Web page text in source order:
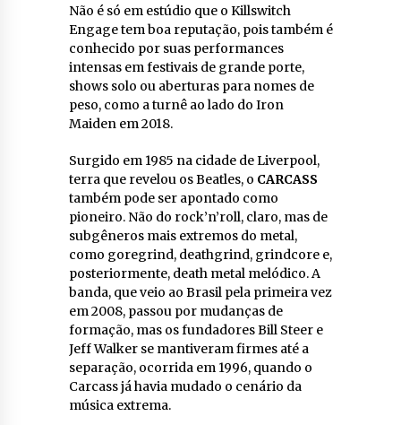
Não é só em estúdio que o Killswitch
Engage tem boa reputação, pois também é
conhecido por suas performances
intensas em festivais de grande porte,
shows solo ou aberturas para nomes de
peso, como a turnê ao lado do Iron
Maiden em 2018.
Surgido em 1985 na cidade de Liverpool,
terra que revelou os Beatles, o CARCASS
também pode ser apontado como
pioneiro. Não do rock’n’roll, claro, mas de
subgêneros mais extremos do metal,
como goregrind, deathgrind, grindcore e,
posteriormente, death metal melódico. A
banda, que veio ao Brasil pela primeira vez
em 2008, passou por mudanças de
formação, mas os fundadores Bill Steer e
Jeff Walker se mantiveram firmes até a
separação, ocorrida em 1996, quando o
Carcass já havia mudado o cenário da
música extrema.